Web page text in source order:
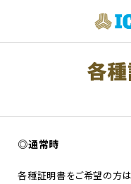
各
◎通常時
各種証明書をご希望の方